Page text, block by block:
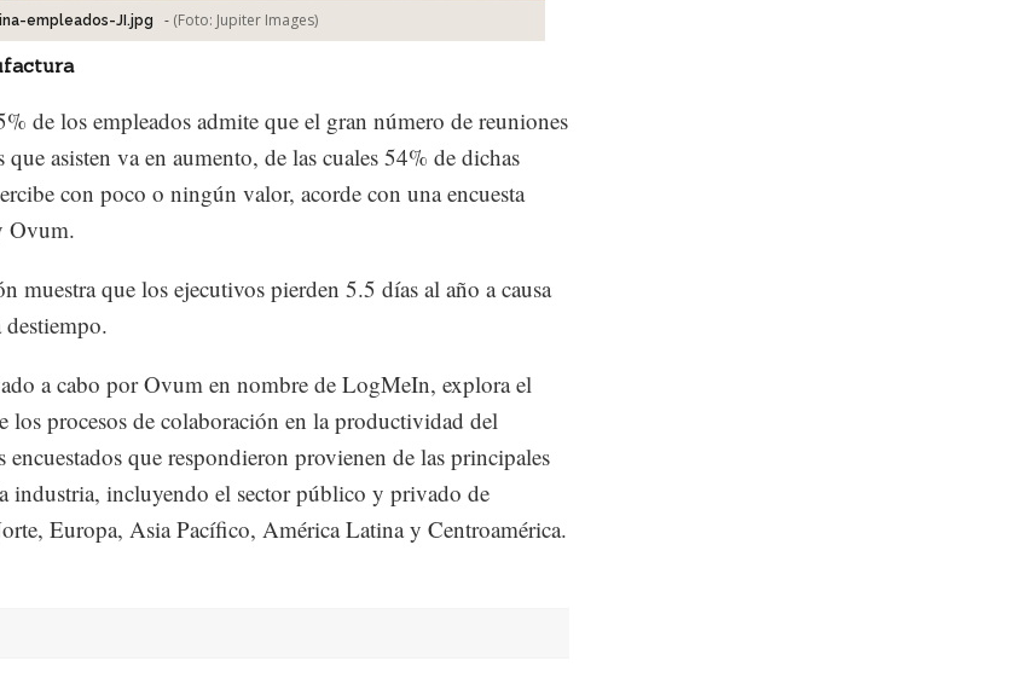
empleados-JI.jpg - (Foto: Jupiter Images)
de los empleados admite que el gran número de reuniones
que asisten va en aumento, de las cuales 54% de dichas
con poco o ningún valor, acorde con una encuesta
Ovum.
muestra que los ejecutivos pierden 5.5 días al año a causa
destiempo.
a cabo por Ovum en nombre de LogMeIn, explora el
los procesos de colaboración en la productividad del
encuestados que respondieron provienen de las principales
industria, incluyendo el sector público y privado de
Europa, Asia Pacífico, América Latina y Centroamérica.